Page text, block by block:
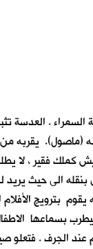
. العدسة
يقربه من
كملك فقير ،
الى حيث
يقوم بترويج
بسماعها
الجرف .